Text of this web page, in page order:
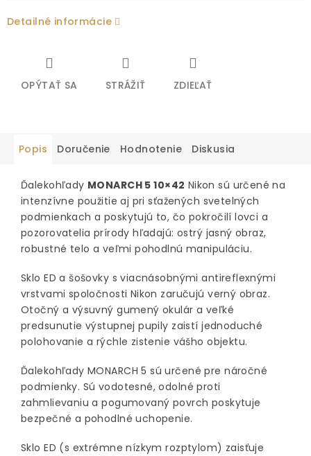
Detailné informácie
OPÝTAŤ SA STRÁŽIŤ ZDIEĽAŤ
Popis Doručenie Hodnotenie Diskusia
Ďalekohľady MONARCH 5 10×42 Nikon sú určené na
intenzívne použitie aj pri sťažených svetelných
podmienkach a poskytujú to, čo pokročilí lovci a
pozorovatelia prírody hľadajú: ostrý jasný obraz,
robustné telo a veľmi pohodlnú manipuláciu.
Sklo ED a šošovky s viacnásobnými antireflexnými
vrstvami spoločnosti Nikon zaručujú verný obraz.
Otočný a výsuvný gumený okulár a veľké
predsunutie výstupnej pupily zaistí jednoduché
polohovanie a rýchle zistenie vášho objektu.
Ďalekohľady MONARCH 5 sú určené pre náročné
podmienky. Sú vodotesné, odolné proti
zahmlievaniu a pogumovaný povrch poskytuje
bezpečné a pohodlné uchopenie.
Sklo ED (s extrémne nízkym rozptylom) zaisťuje